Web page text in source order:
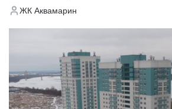
ЖК Аквамарин